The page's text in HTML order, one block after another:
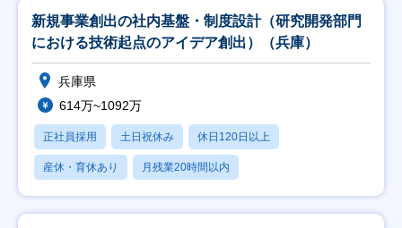
新規事業創出の社内基盤・制度設計（研究開発部門
における技術起点のアイデア創出）（兵庫）
兵庫県
614万~1092万
正社員採用 土日祝休み 休日120日以上
産休・育休あり 月残業20時間以内